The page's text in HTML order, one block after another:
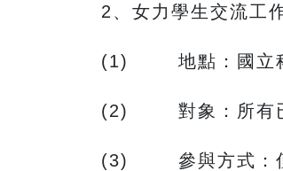
2、女力學生交流工
(1) 地點：國立科
(2) 對象：所有已
(3) 參與方式：僅